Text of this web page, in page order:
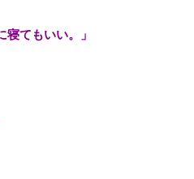
てもいい。」